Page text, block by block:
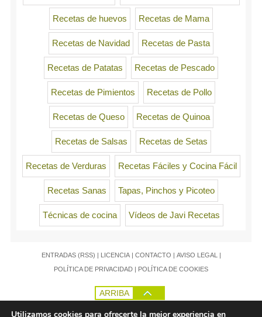
Recetas de huevos Recetas de Mama
Recetas de Navidad Recetas de Pasta
Recetas de Patatas Recetas de Pescado
Recetas de Pimientos Recetas de Pollo
Recetas de Queso Recetas de Quinoa
Recetas de Salsas Recetas de Setas
Recetas de Verduras Recetas Fáciles y Cocina Fácil
Recetas Sanas Tapas, Pinchos y Picoteo
Técnicas de cocina Vídeos de Javi Recetas
ENTRADAS (RSS) LICENCIA| CONTACTO AVISO LEGAL
POLÍTICA DE PRIVACIDAD
POLÍTICA DE COOKIES
ARRIBA
Utilizamos cookies para ofrecerte la mejor experiencia en